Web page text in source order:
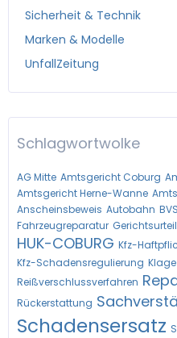
Sicherheit & Technik
Marken & Modelle
UnfallZeitung
Schlagwortwolke
AG Mitte Amtsgericht Coburg
Amtsgericht Herne-Wanne
Anscheinsbeweis Autobahn
Fahrzeugreparatur
HUK-COBURG Kfz-
Kfz-Schadensregulierung
Reißverschlussverfahren
Rückerstattung
Schadensersatz